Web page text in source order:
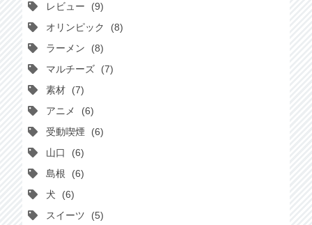
レビュー
9
オリンピック
8
ラーメン
8
マルチーズ
7
素材
7
アニメ
6
受動喫煙
6
山口
6
島根
6
犬
6
スイーツ
5